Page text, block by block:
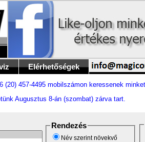
Elérhetőségek
(20) 457-4495 mobilszámon keressenek
Augusztus 8-án (szombat) zárva tart.
Rendezés
Név szerint növekvő